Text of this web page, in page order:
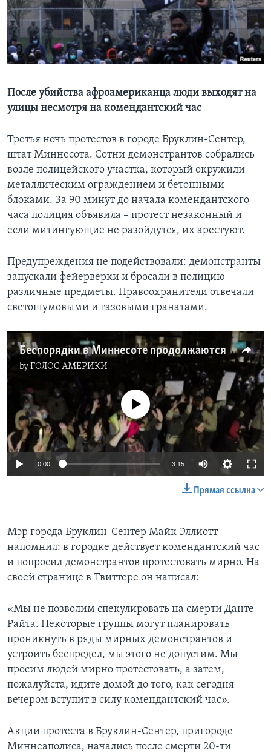
Learning English
СОЦИАЛЬНЫЕ СЕТИ
Языки
После убийства афроамериканца люди выходят на
улицы несмотря на комендантский час
Третья ночь протестов в городе Бруклин-Сентер,
штат Миннесота. Сотни демонстрантов собрались
возле полицейского участка, который окружили
металлическим ограждением и бетонными
блоками. За 90 минут до начала комендантского
часа полиция объявила – протест незаконный и
если митингующие не разойдутся, их арестуют.
Предупреждения не подействовали: демонстранты
запускали фейерверки и бросали в полицию
различные предметы. Правоохранители отвечали
светошумовыми и газовыми гранатами.
Беспорядки в Миннесоте продолжаются
byГОЛОС АМЕРИКИ
No media source currently available
0:00 3:15
Прямая ссылка
Мэр города Бруклин-Сентер Майк Эллиотт
напомнил: в городке действует комендантский час
и попросил демонстрантов протестовать мирно. На
своей странице в Твиттере он написал:
«Мы не позволим спекулировать на смерти Данте
Райта. Некоторые группы могут планировать
проникнуть в ряды мирных демонстрантов и
устроить беспредел, мы этого не допустим. Мы
просим людей мирно протестовать, а затем,
пожалуйста, идите домой до того, как сегодня
вечером вступит в силу комендантский час».
Акции протеста в Бруклин-Сентер, пригороде
Миннеаполиса, начались после смерти 20-ти